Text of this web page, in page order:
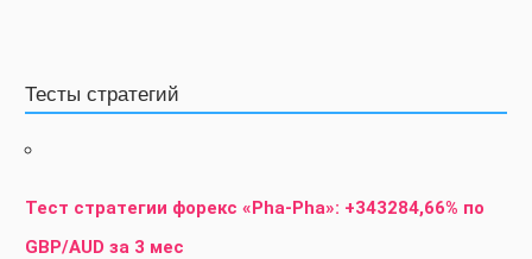
Тесты стратегий
Тест стратегии форекс «Pha-Pha»: +343284,66% по
GBP/AUD за 3 мес